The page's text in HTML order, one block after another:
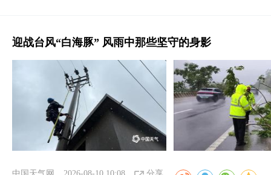
迎战台风“白海豚” 风雨中那些坚守的身影